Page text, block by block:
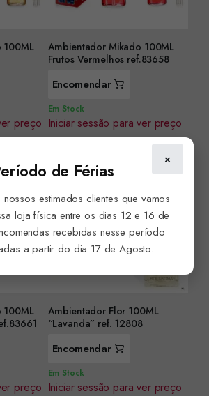
100ML
preço
Ambientador Mikado 100ML
Frutos Vermelhos ref.83658
Encomendar
Em Stock
Iniciar sessão para ver preço
100ML
preço
Ambientador Flor 100ML
“Lavanda” ref. 12808
Encomendar
Em Stock
Iniciar sessão para ver preço
×
de Férias
estimados clientes que vamos
loja física entre os dias 12 e 16 de
recebidas nesse período
a partir do dia 17 de Agosto.